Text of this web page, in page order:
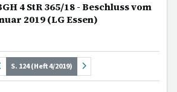
4 StR 365/18 - Beschluss vom
2019 (LG Essen)
S. 124 (Heft 4/2019)